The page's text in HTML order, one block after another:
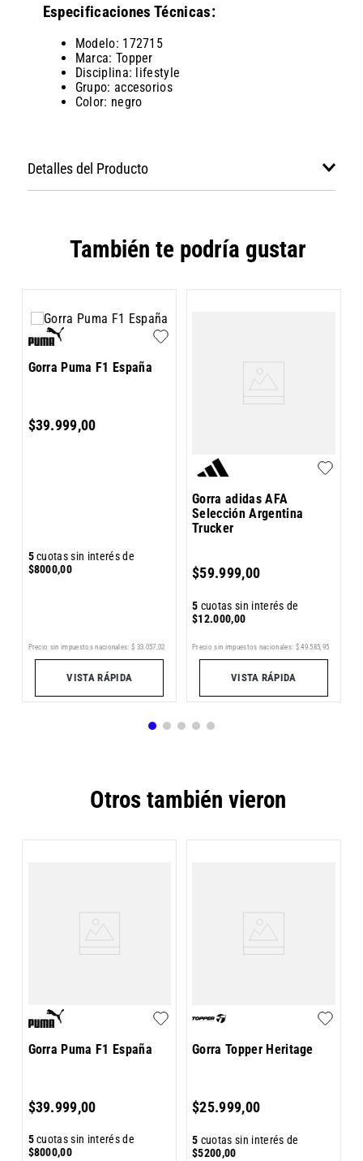
Especificaciones Técnicas:
Modelo: 172715
Marca: Topper
Disciplina: lifestyle
Grupo: accesorios
Color: negro
Detalles del Producto
También te podría gustar
Gorra Puma F1 España
$39.999,00
5cuotas sin interés de
$8000,00
Precio sin impuestos nacionales: $ 33.057,02
VISTA RÁPIDA
Gorra adidas AFA
Selección Argentina
Trucker
$59.999,00
5 cuotas sin interés de
$12.000,00
Precio sin impuestos nacionales: $ 49.585,95
VISTA RÁPIDA
Otros también vieron
Gorra Puma F1 España
$39.999,00
5cuotas sin interés de
$8000,00
Gorra Topper Heritage
$25.999,00
5 cuotas sin interés de
$5200,00